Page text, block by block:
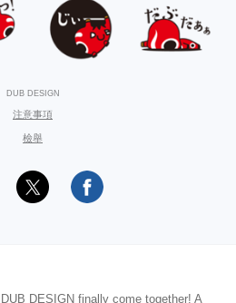
DUB DESIGN
注意事項
檢舉
DESIGN finally come together! A